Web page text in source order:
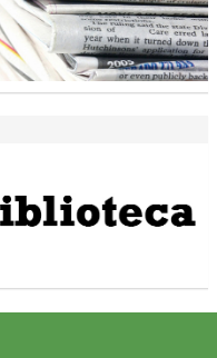
Terzjus: prima riunione a